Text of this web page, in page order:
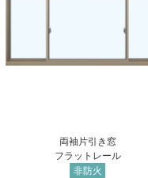
両袖片引き窓
フラットレール
非防火